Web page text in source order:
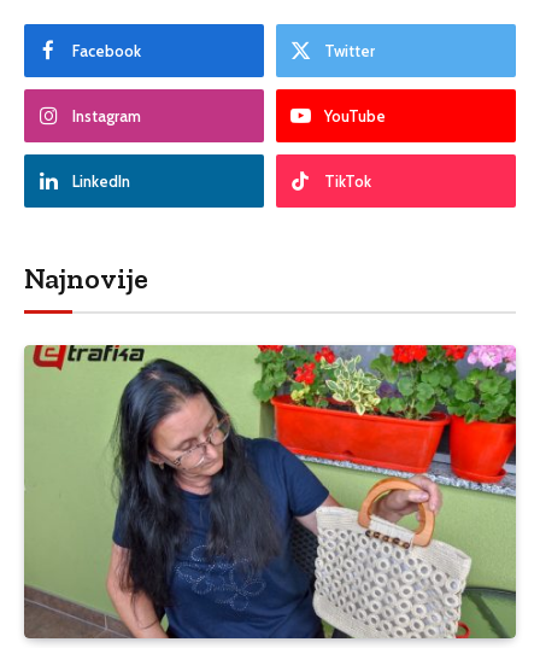
Facebook Twitter
Instagram YouTube
LinkedIn TikTok
Najnovije